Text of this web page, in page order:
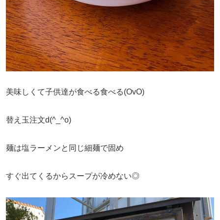
美味しくて子供達が食べる食べる(OvO)
替え玉注文d(^_^o)
麺は塩ラーメンと同じ細麺で固め
すぐ出てくるからスープが冷めない◎